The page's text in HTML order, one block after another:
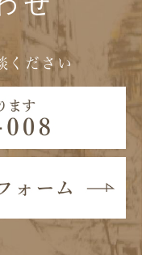
ください